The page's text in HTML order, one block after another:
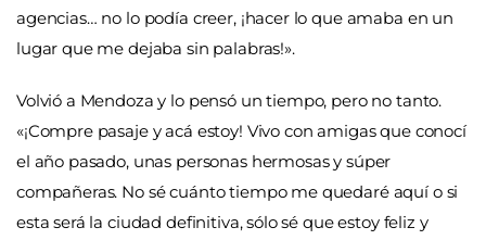
agencias… no lo podía creer, ¡hacer lo que amaba en un
lugar que me dejaba sin palabras!».
Volvió a Mendoza y lo pensó un tiempo, pero no tanto.
«¡Compre pasaje y acá estoy! Vivo con amigas que conocí
el año pasado, unas personas hermosas y súper
compañeras. No sé cuánto tiempo me quedaré aquí o si
esta será la ciudad definitiva, sólo sé que estoy feliz y